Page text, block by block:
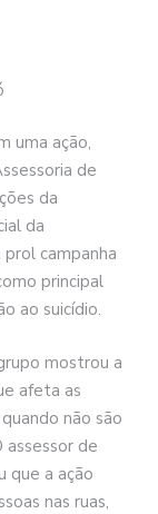
uma ação,
de
da
da
campanha
principal
ao suicídio.
mostrou a
afeta as
não são
assessor de
que a ação
nas ruas,